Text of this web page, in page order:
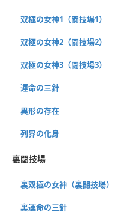
双極の女神1（闘技場1）
双極の女神2（闘技場2）
双極の女神3（闘技場3）
運命の三針
異形の存在
列界の化身
裏闘技場
裏双極の女神（裏闘技場）
裏運命の三針